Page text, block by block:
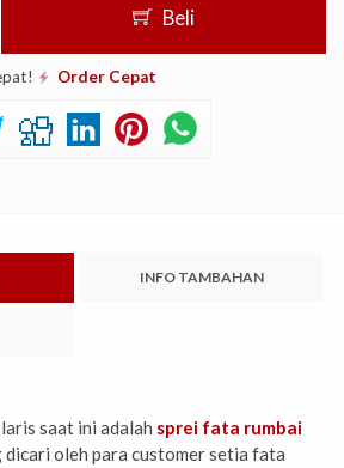
Beli
Order Cepat
INFO TAMBAHAN
saat ini adalah sprei fata rumbai
dicari oleh para customer setia fata